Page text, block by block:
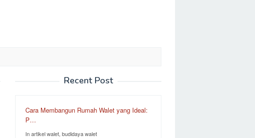
Recent Post
Cara Membangun Rumah Walet yang Ideal:
P…
In artikel walet, budidaya walet